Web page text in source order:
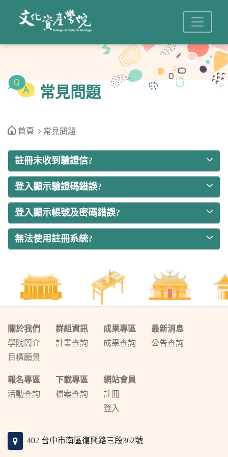
常見問題
首頁 常見問題
註冊未收到驗證信?
登入顯示驗證碼錯誤?
登入顯示帳號及密碼錯誤?
無法使用註冊系統?
關於我們
學院簡介
目標願景
群組資訊
計畫查詢
成果專區
成果查詢
最新消息
公告查詢
報名專區
活動查詢
下載專區
檔案查詢
網站會員
註冊
登入
402 台中市南區復興路三段362號